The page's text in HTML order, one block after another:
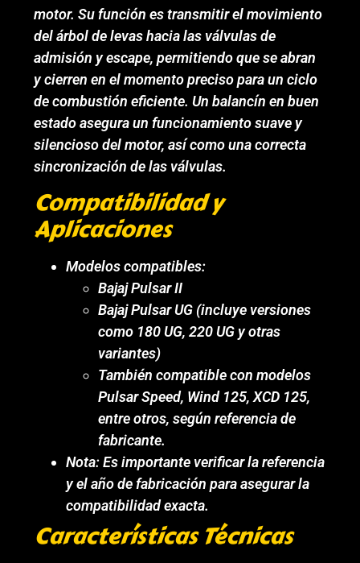
motor. Su función es transmitir el movimiento
del árbol de levas hacia las válvulas de
admisión y escape, permitiendo que se abran
y cierren en el momento preciso para un ciclo
de combustión eficiente. Un balancín en buen
estado asegura un funcionamiento suave y
silencioso del motor, así como una correcta
sincronización de las válvulas.
Compatibilidad y
Aplicaciones
Modelos compatibles:
Bajaj Pulsar II
Bajaj Pulsar UG (incluye versiones
como 180 UG, 220 UG y otras
variantes)
También compatible con modelos
Pulsar Speed, Wind 125, XCD 125,
entre otros, según referencia de
fabricante.
Nota: Es importante verificar la referencia
y el año de fabricación para asegurar la
compatibilidad exacta.
Características Técnicas